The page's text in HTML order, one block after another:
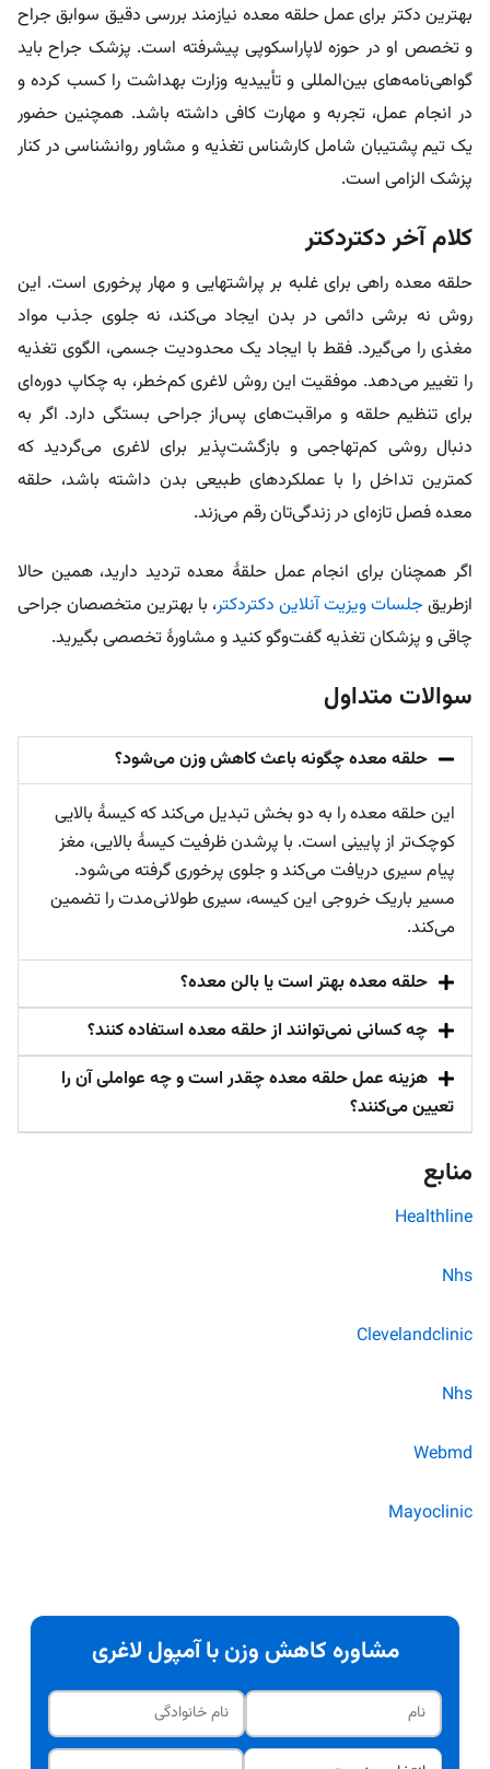
بهترین دکتر برای عمل حلقه معده نیازمند بررسی دقیق سوابق جراح
و تخصص او در حوزه لاپاراسکوپی پیشرفته است. پزشک جراح باید
گواهی‌نامه‌های بین‌المللی و تأییدیه وزارت بهداشت را کسب کرده و
در انجام عمل، تجربه و مهارت کافی داشته باشد. همچنین حضور
یک تیم پشتیبان شامل کارشناس تغذیه و مشاور روانشناسی در کنار
پزشک الزامی است.
کلام آخر دکتردکتر
حلقه معده راهی برای غلبه بر پراشتهایی و مهار پرخوری است. این
روش نه برشی دائمی در بدن ایجاد می‌کند، نه جلوی جذب مواد
مغذی را می‌گیرد. فقط با ایجاد یک محدودیت جسمی، الگوی تغذیه
را تغییر می‌دهد. موفقیت این روش لاغری کم‌خطر، به چکاپ دوره‌ای
برای تنظیم حلقه و مراقبت‌های پس‌از جراحی بستگی دارد. اگر به
دنبال روشی کم‌تهاجمی و بازگشت‌پذیر برای لاغری می‌گردید که
کمترین تداخل را با عملکردهای طبیعی بدن داشته باشد، حلقه
معده فصل تازه‌ای در زندگی‌تان رقم می‌زند.
اگر همچنان برای انجام عمل حلقۀ معده تردید دارید، همین حالا
از‌طریق جلسات ویزیت آنلاین دکتردکتر، با بهترین متخصصان جراحی
چاقی و پزشکان تغذیه گفت‌و‌گو کنید و مشاورۀ تخصصی بگیرید.
سوالات متداول
حلقه معده چگونه باعث کاهش وزن می‌شود؟
این حلقه معده را به دو بخش تبدیل می‌کند که کیسۀ بالایی
کوچک‌تر از پایینی است. با پرشدن ظرفیت کیسۀ بالایی، مغز
پیام سیری دریافت می‌کند و جلوی پرخوری گرفته می‌شود.
مسیر باریک خروجی این کیسه، سیری طولانی‌مدت را تضمین
می‌کند.
حلقه معده بهتر است یا بالن معده؟
چه کسانی نمی‌توانند از حلقه معده استفاده کنند؟
هزینه عمل حلقه معده چقدر است و چه عواملی آن را
تعیین می‌کنند؟
منابع
Healthline
Nhs
Clevelandclinic
Nhs
Webmd
Mayoclinic
مشاوره کاهش وزن با آمپول لاغری